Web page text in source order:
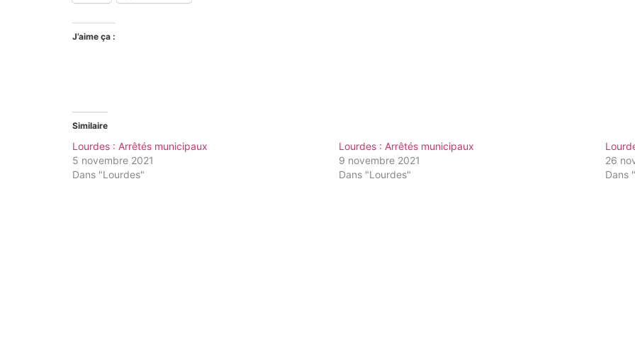
J’aime ça :
Similaire
Lourdes : Arrêtés municipaux
5 novembre 2021
Dans "Lourdes"
Lourdes : Arrêtés municipaux
9 novembre 2021
Dans "Lourdes"
26
Dans